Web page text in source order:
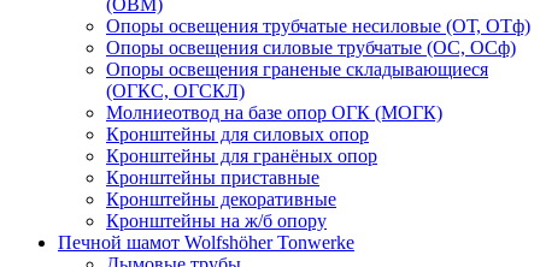
Опоры освещения трубчатые несиловые (ОТ, ОТф)
Опоры освещения силовые трубчатые (ОС, ОСф)
Опоры освещения граненые складывающиеся
(ОГКС, ОГСКЛ)
Молниеотвод на базе опор ОГК (МОГК)
Кронштейны для силовых опор
Кронштейны для гранёных опор
Кронштейны приставные
Кронштейны декоративные
Кронштейны на ж/б опору
Печной шамот Wolfshöher Tonwerke